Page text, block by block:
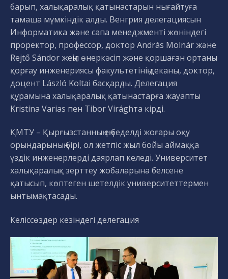
барып, халықаралық қатынастарын нығайтуға
тамаша мүмкіндік алды. Венгрия делегациясын
Информатика және сапа менеджменті жөніндегі
проректор, профессор, доктор András Molnár және
Rejtő Sándor жеңіл өнеркәсіп және қоршаған ортаны
қорғау инженериясы факультетінің деканы, доктор,
доцент László Koltai басқарды. Делегация
құрамына халықаралық қатынастарға жауапты
Kristina Varias пен Tibor Virághта кірді.
ҚМТУ – Қырғызстанның ең беделді жоғары оқу
орындарының бірі, ол жетпіс жыл бойы аймаққа
үздік инженерлерді даярлап келеді. Университет
халықаралық зерттеу жобаларына белсене
қатысып, көптеген шетелдік университеттермен
ынтымақтасады.
Келіссөздер кезіндегі делегация